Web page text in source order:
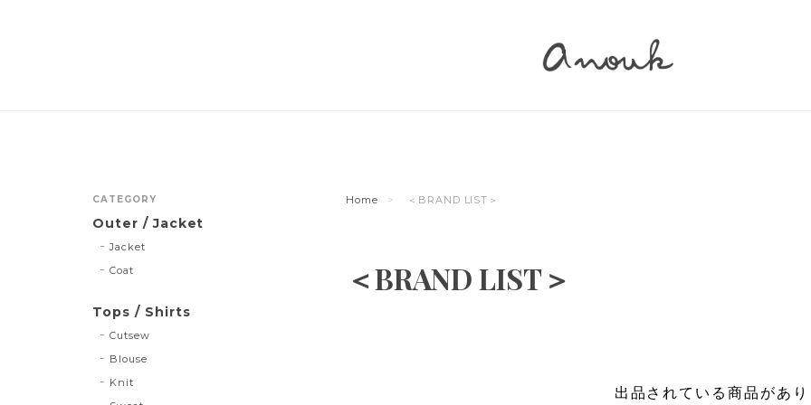
Home ＜BRAND LIST＞
＜BRAND LIST＞
出品されている商品があ
CATEGORY
Outer / Jacket
Jacket
Coat
Tops / Shirts
Cutsew
Blouse
Knit